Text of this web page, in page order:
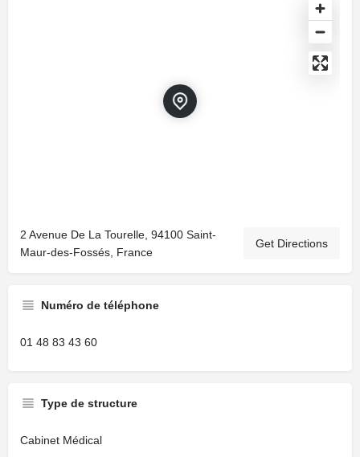
2 Avenue De La Tourelle, 94100 Saint-
Maur-des-Fossés, France
Get Directions
Numéro de téléphone
01 48 83 43 60
Type de structure
Cabinet Médical